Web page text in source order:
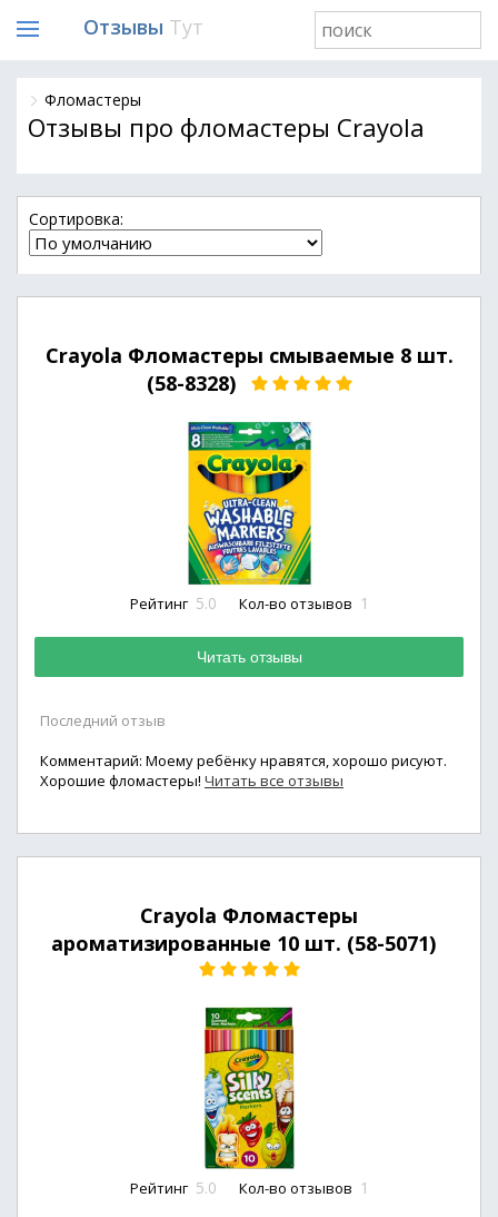
Отзывы Тут
Фломастеры
Отзывы про фломастеры Crayola
Cортировка:
Crayola Фломастеры смываемые 8 шт.
(58-8328)
Рейтинг 5.0 Кол-во отзывов 1
Читать отзывы
Последний отзыв
Комментарий: Моему ребёнку нравятся, хорошо рисуют.
Хорошие фломастеры! Читать все отзывы
Crayola Фломастеры
ароматизированные 10 шт. (58-5071)
Рейтинг 5.0 Кол-во отзывов 1